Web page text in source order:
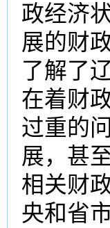
政经济
展的财
了解了
在着财
过重的
展，甚
相关财
央和省